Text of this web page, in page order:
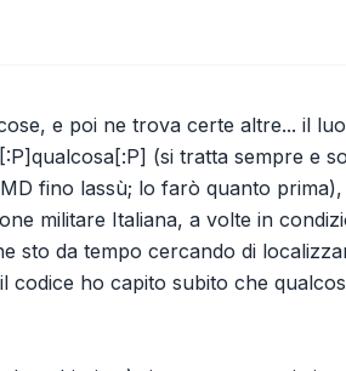
e poi ne trova certe altre... il
(si tratta sempre e
fino lassù; lo farò quanto
militare Italiana, a volte in
sto da tempo cercando di
codice ho capito subito che